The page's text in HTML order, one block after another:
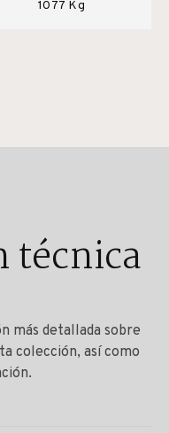
1077 Kg
más detallada sobre
colección, así como